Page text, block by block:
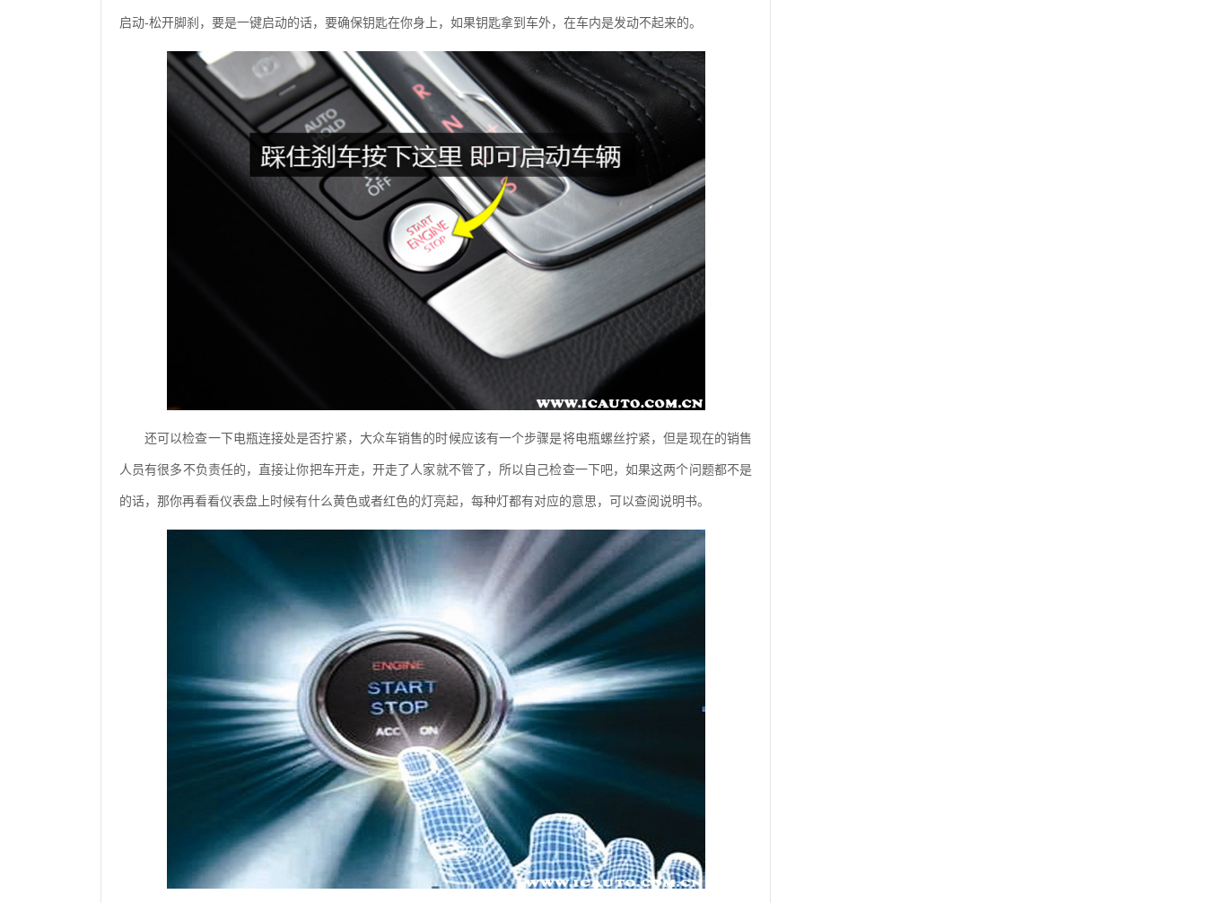
启动-松开脚刹，要是一键启动的话，要确保钥匙在你身上，如果钥匙拿到车外，在车内是发动不起来的。
还可以检查一下电瓶连接处是否拧紧，大众车销售的时候应该有一个步骤是将电瓶螺丝拧紧，但是现在的销售
人员有很多不负责任的，直接让你把车开走，开走了人家就不管了，所以自己检查一下吧，如果这两个问题都不是
的话，那你再看看仪表盘上时候有什么黄色或者红色的灯亮起，每种灯都有对应的意思，可以查阅说明书。